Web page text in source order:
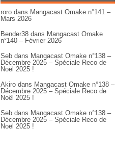
roro dans Mangacast Omake n°141 –
Mars 2026
Bender38 dans Mangacast Omake
n°140 – Février 2026
Seb dans Mangacast Omake n°138 –
Décembre 2025 – Spéciale Reco de
Noël 2025 !
Akiro dans Mangacast Omake n°138 –
Décembre 2025 – Spéciale Reco de
Noël 2025 !
Seb dans Mangacast Omake n°138 –
Décembre 2025 – Spéciale Reco de
Noël 2025 !